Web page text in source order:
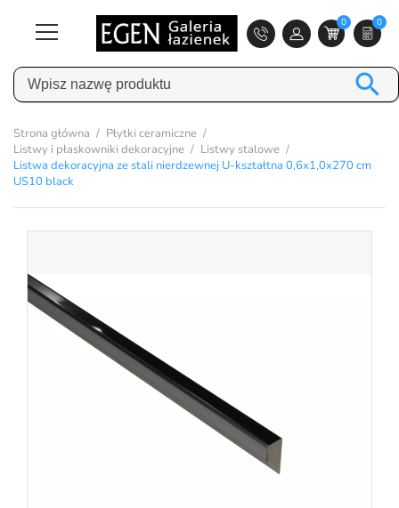
0 0

Strona główna
Płytki ceramiczne
Listwy i płaskowniki dekoracyjne
Listwy stalowe
Listwa dekoracyjna ze stali nierdzewnej U-kształtna 0,6x1,0x270 cm
US10 black